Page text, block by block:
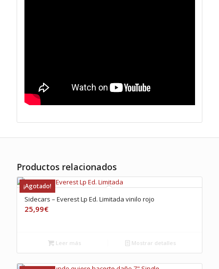
Productos relacionados
¡Agotado!
Sidecars – Everest Lp Ed. Limitada vinilo rojo
25,99€
Leer más Mostrar detalles